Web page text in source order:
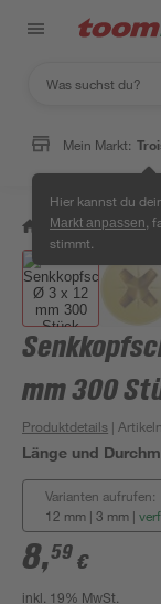
Mein Markt:
Hier kannst du
Markt anpassen ,
stimmt.
/ Werkstatt &
mm 300
Produktdetails |
Länge und
Varianten aufrufen:
12 mm | 3 mm |
8,59 €
inkl. 19% MwSt.